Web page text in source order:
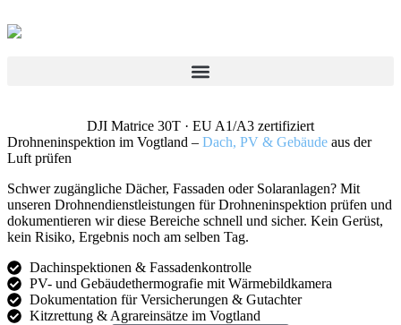
DJI Matrice 30T · EU A1/A3 zertifiziert
Drohneninspektion im Vogtland – Dach, PV & Gebäude aus der
Luft prüfen
Schwer zugängliche Dächer, Fassaden oder Solaranlagen? Mit
unseren Drohnendienstleistungen für Drohneninspektion prüfen und
dokumentieren wir diese Bereiche schnell und sicher. Kein Gerüst,
kein Risiko, Ergebnis noch am selben Tag.
Dachinspektionen & Fassadenkontrolle
PV- und Gebäudethermografie mit Wärmebildkamera
Dokumentation für Versicherungen & Gutachter
Kitzrettung & Agrareinsätze im Vogtland